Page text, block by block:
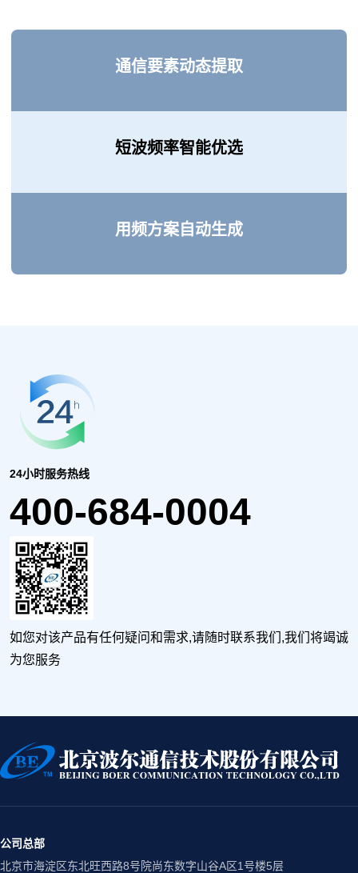
通信要素动态提取
短波频率智能优选
用频方案自动生成
24小时服务热线
400-684-0004
如您对该产品有任何疑问和需求,请随时联系我们,我们将竭诚
为您服务
公司总部
北京市海淀区东北旺西路8号院尚东数字山谷A区1号楼5层